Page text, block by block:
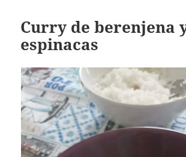
Curry de berenjena
espinacas